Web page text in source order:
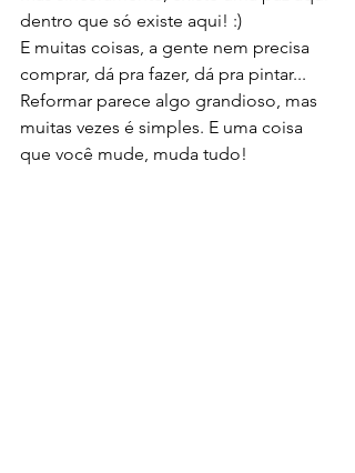
dentro que só existe aqui! :)
E muitas coisas, a gente nem precisa
comprar, dá pra fazer, dá pra pintar...
Reformar parece algo grandioso, mas
muitas vezes é simples. E uma coisa
que você mude, muda tudo!